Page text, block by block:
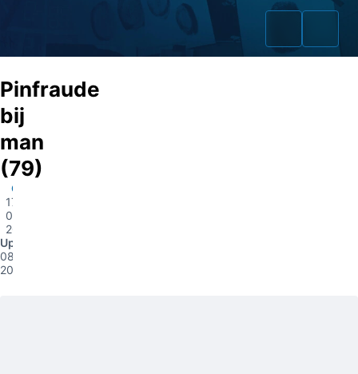
Pinfraude
bij
man
(79)
Oirschot
17-
03-
2015
Update
08-04-
2016